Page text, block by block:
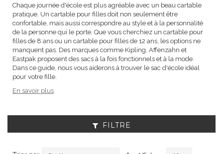
Chaque journée d'école est plus agréable avec un beau cartable
pratique. Un cartable pour filles doit non seulement être
confortable, mais aussi correspondre au style et à la personnalité
de la personne qui le porte. Que vous cherchiez un cartable pour
filles de 8 ans ou un cartable pour filles de 12 ans, les options ne
manquent pas. Des marques comme Kipling, Affenzahn et
Eastpak proposent des sacs à la fois fonctionnels et à la mode.
Dans ce guide, nous vous aiderons à trouver le sac d'école idéal
pour votre fille.
En savoir plus
FILTRE
Par